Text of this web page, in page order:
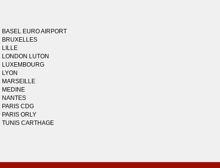
BASEL EURO AIRPORT
BRUXELLES
LILLE
LONDON LUTON
LUXEMBOURG
LYON
MARSEILLE
MEDINE
NANTES
PARIS CDG
PARIS ORLY
TUNIS CARTHAGE